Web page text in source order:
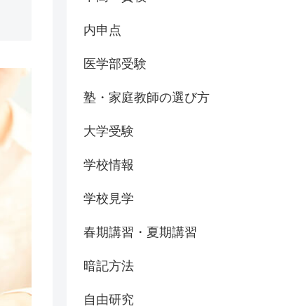
内申点
医学部受験
塾・家庭教師の選び方
大学受験
学校情報
学校見学
春期講習・夏期講習
暗記方法
自由研究